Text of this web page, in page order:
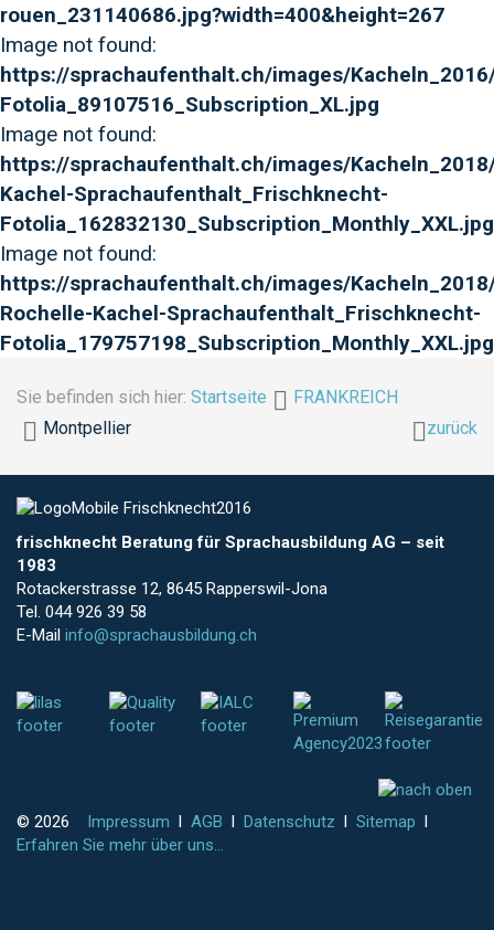
rouen_231140686.jpg?width=400&height=267
Image not found:
https://sprachaufenthalt.ch/images/
Fotolia_89107516_Subscription_XL.jpg
Image not found:
https://sprachaufenthalt.ch/images/
Kachel-Sprachaufenthalt_Frischknecht-
Fotolia_162832130_Subscription_Monthly_XXL.jpg
Image not found:
https://sprachaufenthalt.ch/images/
Rochelle-Kachel-Sprachaufenthalt_Frischknecht-
Fotolia_179757198_Subscription_Monthly_XXL.jpg
Sie befinden sich hier: Startseite
FRANKREICH
Montpellier
zurück
frischknecht Beratung für Sprachausbildung AG – seit
1983
Rotackerstrasse 12, 8645 Rapperswil-Jona
Tel. 044 926 39 58
E-Mail info@sprachausbildung.ch
© 2026 Impressum l AGB l Datenschutz l Sitemap l
Erfahren Sie mehr über uns...